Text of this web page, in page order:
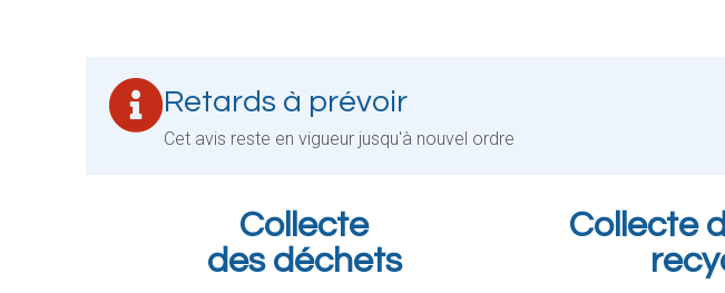
Retards à prévoir
Cet avis reste en vigueur jusqu'à nouvel ordre
Collecte
des déchets
Collecte